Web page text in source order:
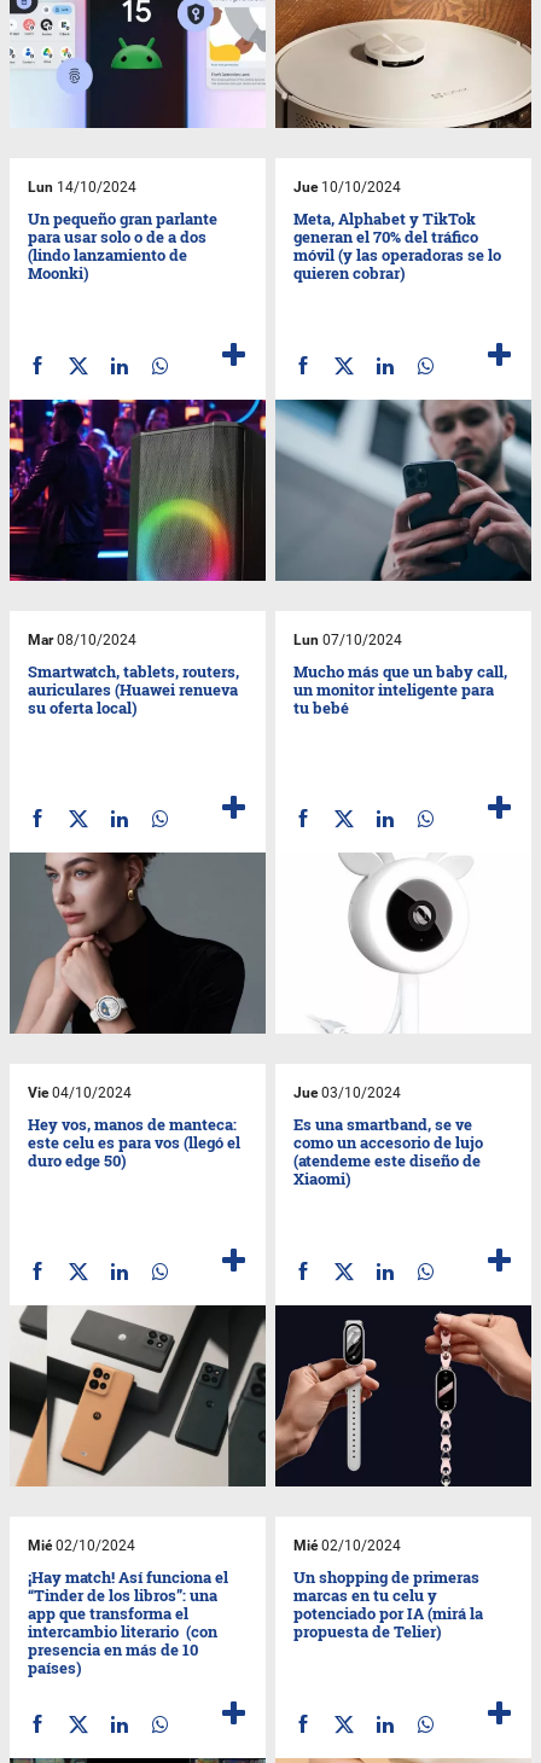
Lun 14/10/2024
Un pequeño gran parlante
para usar solo o de a dos
(lindo lanzamiento de
Moonki)
Jue10/10/2024
Meta, Alphabet y TikTok
generan el 70% del tráfico
móvil (y las operadoras se lo
quieren cobrar)
Mar08/10/2024
Smartwatch, tablets, routers,
auriculares (Huawei renueva
su oferta local)
Lun 07/10/2024
Mucho más que un baby call,
un monitor inteligente para
tu bebé
Vie04/10/2024
Hey vos, manos de manteca:
este celu es para vos (llegó el
duro edge 50)
Jue03/10/2024
Es una smartband, se ve
como un accesorio de lujo
(atendeme este diseño de
Xiaomi)
Mié02/10/2024
¡Hay match! Así funciona el
“Tinder de los libros”: una
app que transforma el
intercambio literario (con
presencia en más de 10
países)
Mié02/10/2024
Un shopping de primeras
marcas en tu celu y
potenciado por IA (mirá la
propuesta de Telier)